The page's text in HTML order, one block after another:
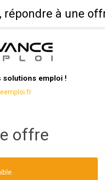
solutions emploi !
offre
répondre à une